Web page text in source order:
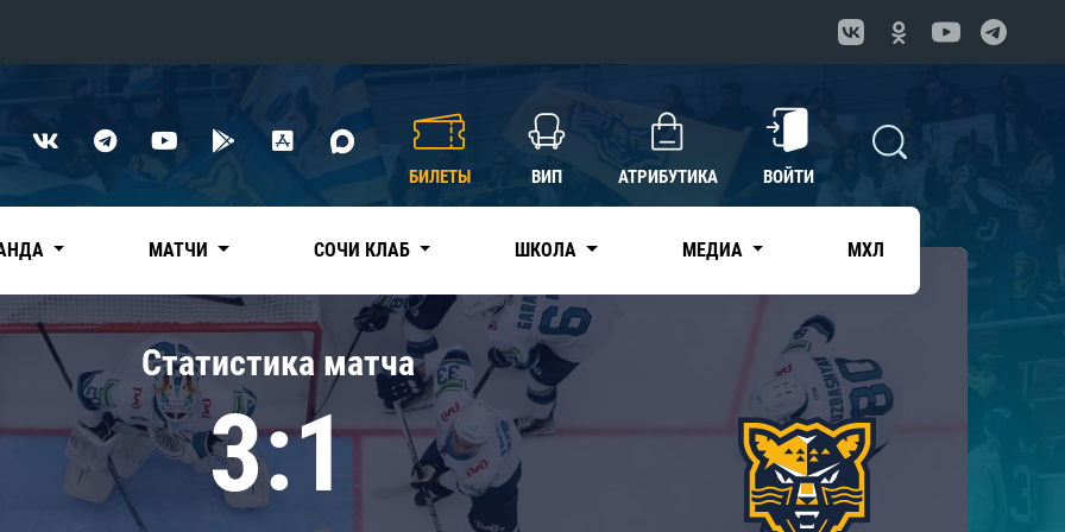
Нефтехимик
Дивизион Чернышева
Авангард
Адмирал
КХЛ
БИЛЕТЫ ВИП АТРИБУТИКА ВОЙТИ
МАТЧИ СОЧИ КЛАБ ШКОЛА МЕДИА МХЛ
Статистика матча
3:1